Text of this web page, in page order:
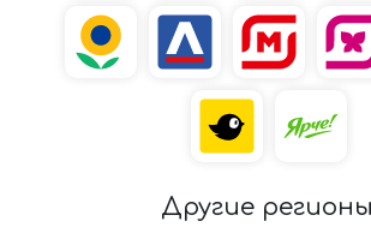
Другие